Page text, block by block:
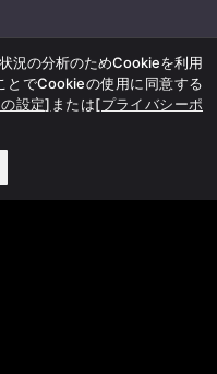
況の分析のためCookieを利用
とでCookieの使用に同意する
設定] または[プライバシーポ